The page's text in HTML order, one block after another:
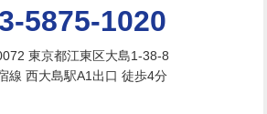
5875-1020
東京都江東区大島1-38-8
線 西大島駅A1出口 徒歩4分